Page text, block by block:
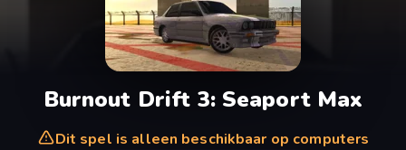
Burnout Drift 3: Seaport Max
Dit spel is alleen beschikbaar op computers